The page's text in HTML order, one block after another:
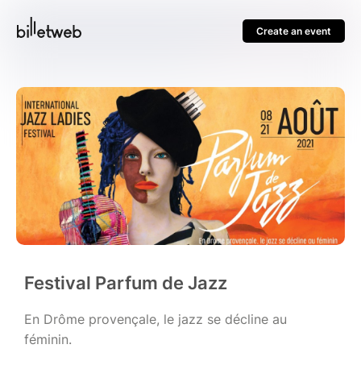
Create an event
Festival Parfum de Jazz
En Drôme provençale, le jazz se décline au
féminin.